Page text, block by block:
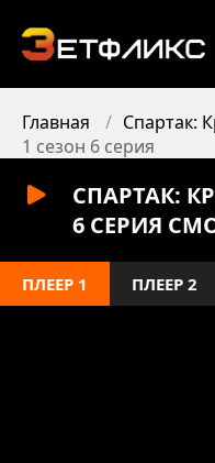
Главная
Спартак:
1 сезон 6 серия
СПАРТАК:
6 СЕРИЯ
ПЛЕЕР 1 ПЛЕЕР 2